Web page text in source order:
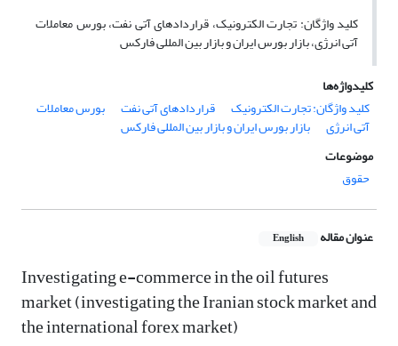
کلید واژگان: تجارت الکترونیک، قراردادهای آتی نفت، بورس معاملات
آتی انرژی، بازار بورس ایران و بازار بین المللی فارکس
کلیدواژه‌ها
کلید واژگان: تجارت الکترونیک
قراردادهای آتی نفت بورس معاملات
آتی انرژی
بازار بورس ایران و بازار بین المللی فارکس
موضوعات
حقوق
عنوان مقاله English
Investigating e-commerce in the oil futures
market (investigating the Iranian stock market and
the international forex market)